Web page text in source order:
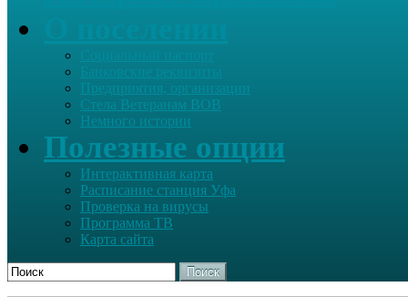
Банковские реквизиты
Предприятия, организации
Стела Ветеранам ВОВ
Немного истории
Полезные опции
Интерактивная карта
Расписание станция Уфа
Проверка на вирусы
Программа ТВ
Карта сайта
Поиск